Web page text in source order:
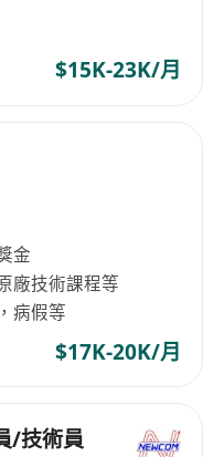
$15K-23K/月
金
廠技術課程等
病假等
$17K-20K/月
/技術員